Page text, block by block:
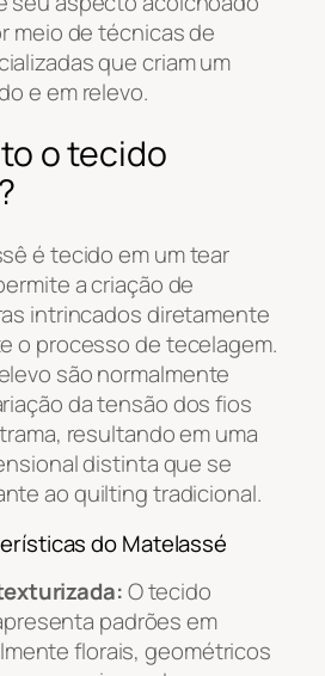
meio de técnicas de
que criam um
e em relevo.
o tecido
é tecido em um tear
a criação de
intrincados diretamente
o processo de tecelagem.
são normalmente
da tensão dos fios
resultando em uma
distinta que se
ao quilting tradicional.
do Matelassé
O tecido
padrões em
florais, geométricos